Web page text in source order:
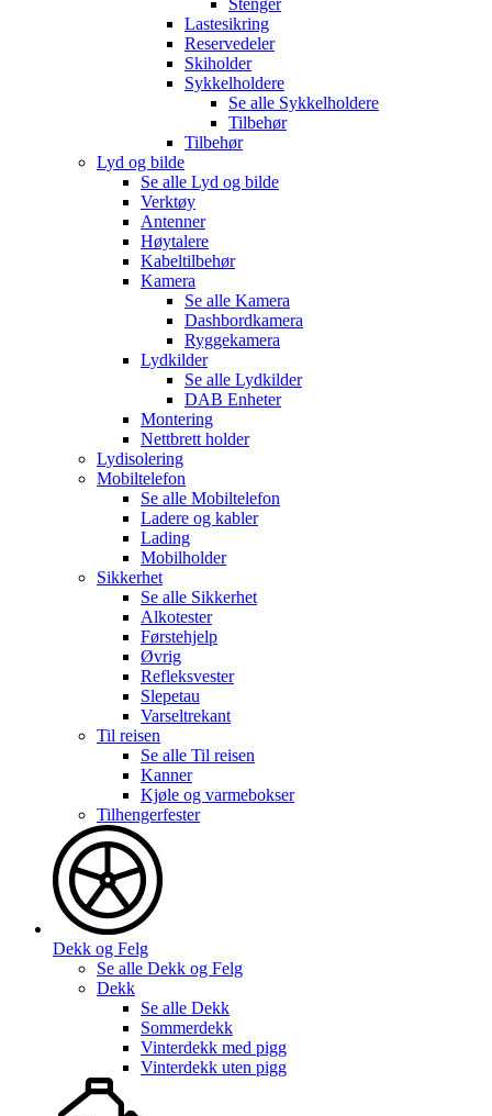
Lastesikring
Reservedeler
Skiholder
Sykkelholdere
Se alle Sykkelholdere
Tilbehør
Tilbehør
Lyd og bilde
Se alle Lyd og bilde
Verktøy
Antenner
Høytalere
Kabeltilbehør
Kamera
Se alle Kamera
Dashbordkamera
Ryggekamera
Lydkilder
Se alle Lydkilder
DAB Enheter
Montering
Nettbrett holder
Lydisolering
Mobiltelefon
Se alle Mobiltelefon
Ladere og kabler
Lading
Mobilholder
Sikkerhet
Se alle Sikkerhet
Alkotester
Førstehjelp
Øvrig
Refleksvester
Slepetau
Varseltrekant
Til reisen
Se alle Til reisen
Kanner
Kjøle og varmebokser
Tilhengerfester
Dekk og Felg
Se alle Dekk og Felg
Dekk
Se alle Dekk
Sommerdekk
Vinterdekk med pigg
Vinterdekk uten pigg